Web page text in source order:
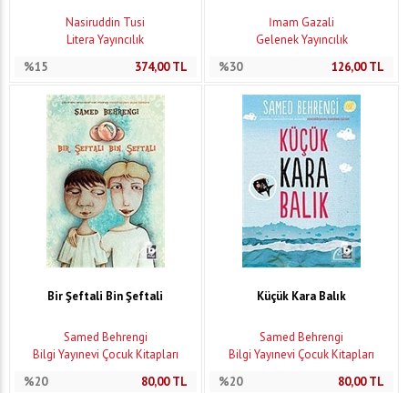
Nasiruddin Tusi
Litera Yayıncılık
%15
374,00TL
İmam Gazali
Gelenek Yayıncılık
%30
126,00TL
Bir Şeftali Bin Şeftali
Samed Behrengi
Bilgi Yayınevi Çocuk Kitapları
%20
80,00TL
Küçük Kara Balık
Samed Behrengi
Bilgi Yayınevi Çocuk Kitapları
%20
80,00TL